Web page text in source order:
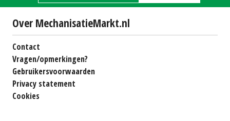
Over MechanisatieMarkt.nl
Contact
Vragen/opmerkingen?
Gebruikersvoorwaarden
Privacy statement
Cookies